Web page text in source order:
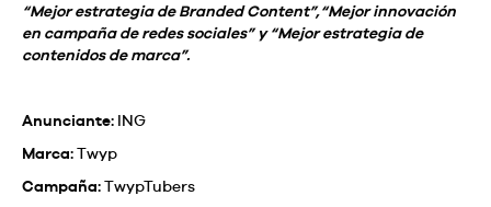
“Mejor estrategia de Branded Content”,“Mejor innovación
en campaña de redes sociales” y “Mejor estrategia de
contenidos de marca”.
Anunciante: ING
Marca:Twyp
Campaña:TwypTubers